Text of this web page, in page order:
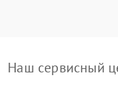
Наш сервисный